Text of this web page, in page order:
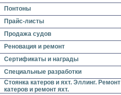
Понтоны
Прайс-листы
Продажа судов
Реновация и ремонт
Сертификаты и награды
Специальные разработки
Стоянка катеров и яхт. Эллинг. Ремонт
катеров и ремонт яхт.